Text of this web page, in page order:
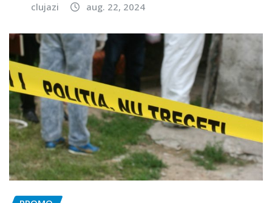
clujazi aug. 22, 2024